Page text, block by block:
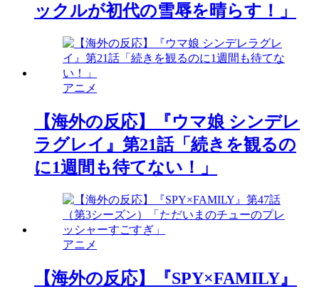
ックルが初代の雪辱を晴らす！」
アニメ
【海外の反応】『ウマ娘 シンデレ
ラグレイ』第21話「続きを観るの
に1週間も待てない！」
アニメ
【海外の反応】『SPY×FAMILY』